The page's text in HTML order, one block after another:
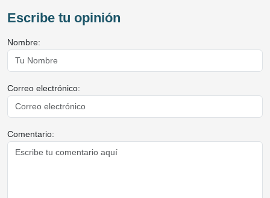
Escribe tu opinión
Nombre:
Correo electrónico:
Comentario: